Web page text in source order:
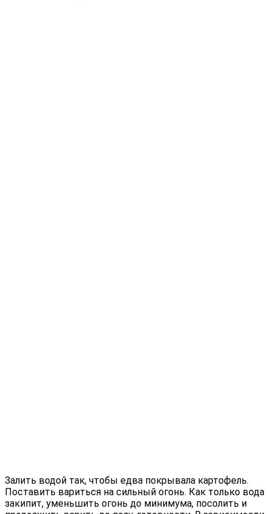
Залить водой так, чтобы едва покрывала картофель.
Поставить вариться на сильный огонь. Как только вода
закипит, уменьшить огонь до минимума, посолить и